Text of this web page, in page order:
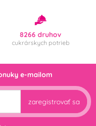
8266 druhov
cukrárskych potrieb
e-mailom
zaregistrovať sa